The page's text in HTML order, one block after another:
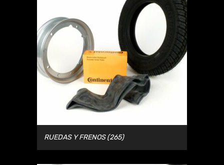
RUEDAS Y FRENOS(265)